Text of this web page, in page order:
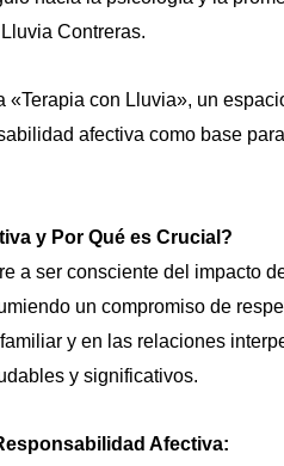
Contreras.
«Terapia con Lluvia», un
afectiva como base
y Por Qué es Crucial?
a ser consciente del impacto
un compromiso de
y en las relaciones
y significativos.
Afectiva: